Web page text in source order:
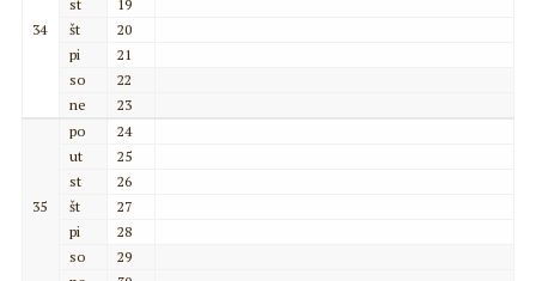
34
st
19
št
20
pi
21
so
22
ne
23
35
po
24
ut
25
st
26
št
27
pi
28
so
29